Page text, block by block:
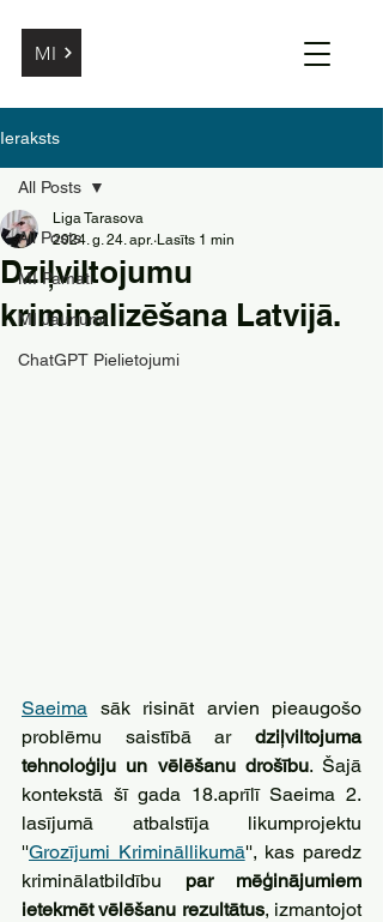
MI
Ieraksts
All Posts
MI Pamati
MI Jaunumi
ChatGPT Pielietojumi
All Posts
Dziļviltojumu
kriminalizēšana Latvijā.
Liga Tarasova
2024. g. 24. apr. Lasīts 1 min
Saeima sāk risināt arvien pieaugošo
problēmu saistībā ar dziļviltojuma
tehnoloģiju un vēlēšanu drošību. Šajā
kontekstā šī gada 18.aprīlī Saeima 2.
lasījumā atbalstīja likumprojektu
''Grozījumi Krimināllikumā'', kas paredz
kriminālatbildību par mēģinājumiem
ietekmēt vēlēšanu rezultātus, izmantojot